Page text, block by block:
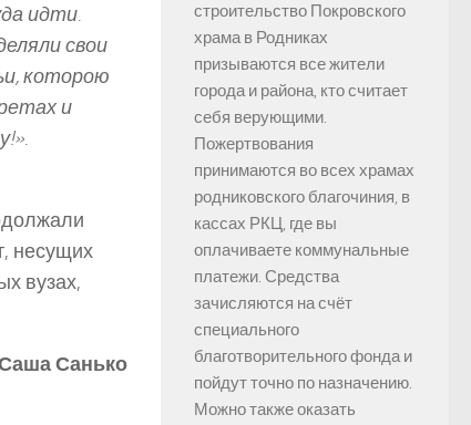
идти.
свои
которою
и
несущих
вузах,
Санько
строительство Покровского
храма в Родниках
призываются все жители
города и района, кто считает
себя верующими.
Пожертвования
принимаются во всех храмах
родниковского благочиния, в
кассах РКЦ, где вы
оплачиваете коммунальные
платежи. Средства
зачисляются на счёт
специального
благотворительного фонда и
пойдут точно по назначению.
Можно также оказать